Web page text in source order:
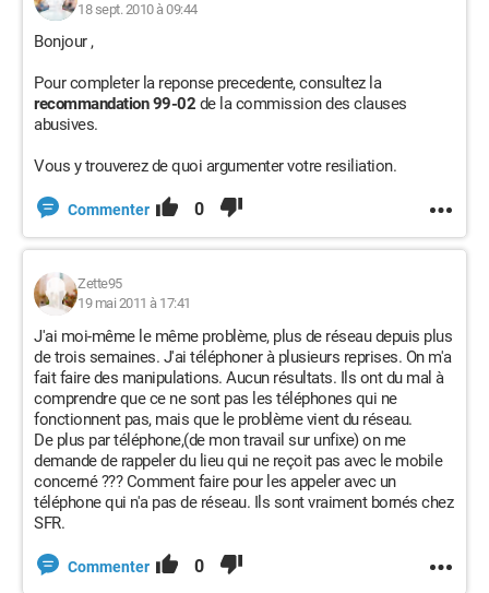
18 sept. 2010 à 09:44
Bonjour ,
Pour completer la reponse precedente, consultez la
recommandation 99-02 de la commission des clauses
abusives.
Vous y trouverez de quoi argumenter votre resiliation.
Commenter 0
Zette95
19 mai 2011 à 17:41
J'ai moi-même le même problème, plus de réseau depuis plus
de trois semaines. J'ai téléphoner à plusieurs reprises. On m'a
fait faire des manipulations. Aucun résultats. Ils ont du mal à
comprendre que ce ne sont pas les téléphones qui ne
fonctionnent pas, mais que le problème vient du réseau.
De plus par téléphone,(de mon travail sur unfixe) on me
demande de rappeler du lieu qui ne reçoit pas avec le mobile
concerné ??? Comment faire pour les appeler avec un
téléphone qui n'a pas de réseau. Ils sont vraiment bornés chez
SFR.
Commenter 0